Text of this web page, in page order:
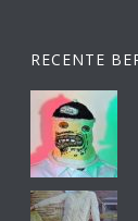
RECENTE